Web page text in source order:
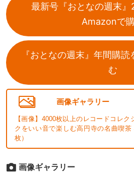
最新号『おとなの週末
Amazonで
『おとなの週末』年間購
む
画像ギャラリー
【画像】4000枚以上のレコードコレ
クをいい音で楽しむ高円寺の名曲喫
枚）
画像ギャラリー